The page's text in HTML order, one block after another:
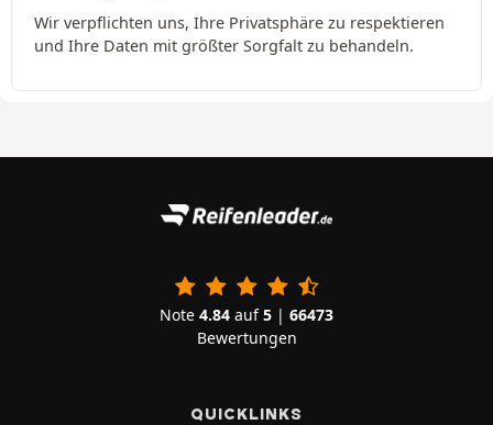
Wir verpflichten uns, Ihre Privatsphäre zu respektieren
und Ihre Daten mit größter Sorgfalt zu behandeln.
Note 4.84 auf5 | 66473
Bewertungen
QUICKLINKS